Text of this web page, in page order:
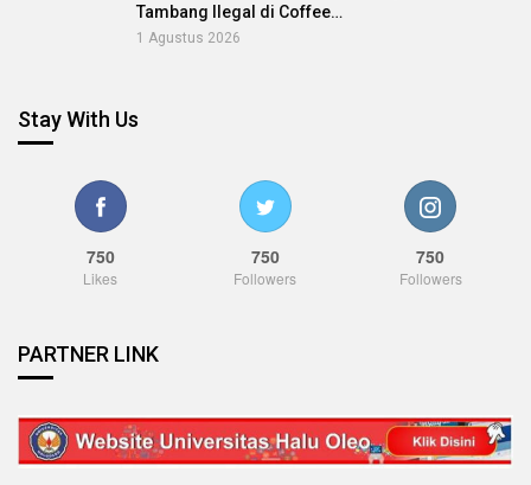
Tambang Ilegal di Coffee…
1 Agustus 2026
Stay With Us
750
Likes
750
Followers
750
Followers
PARTNER LINK